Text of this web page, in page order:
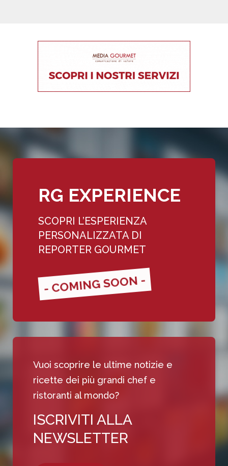
RG EXPERIENCE
SCOPRI L’ESPERIENZA
PERSONALIZZATA DI
REPORTER GOURMET
- COMING SOON -
Vuoi scoprire le ultime notizie e
ricette dei più grandi chef e
ristoranti al mondo?
ISCRIVITI ALLA
NEWSLETTER